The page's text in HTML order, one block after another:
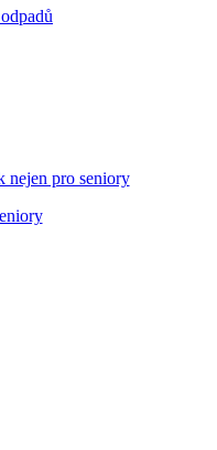
nejen pro seniory